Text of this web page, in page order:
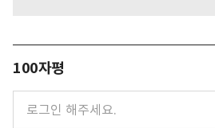
100자평